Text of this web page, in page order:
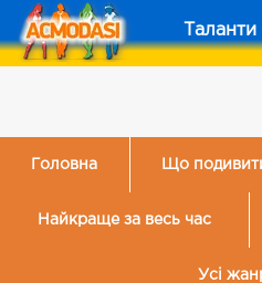
Таланти
Головна Що
Найкраще за весь час
Усі